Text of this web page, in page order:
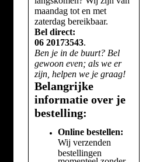
maandag tot en met
zaterdag bereikbaar.
Bel direct:
06 20173543.
Ben je in de buurt? Bel
gewoon even; als we er
zijn, helpen we je graag!
Belangrijke
informatie over je
bestelling:
Online bestellen:
Wij verzenden
bestellingen
momenteel zonder